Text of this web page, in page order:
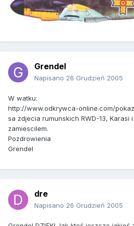
Grendel
Napisano 26 Grudzień 2005
W watku:
http://www.odkrywca-online.com/
sa zdjecia rumunskich RWD-13, Karasi i
zamiescilem.
Pozdrowienia
Grendel
dre
Napisano 26 Grudzień 2005